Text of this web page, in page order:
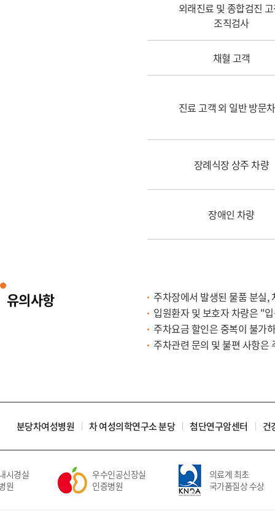
외래진료 및 종합검진
조직검사
채혈 고객
진료 고객 외 일반 방문
장례식장 상주 차량
장애인 차량
유의사항
주차장에서 발생된 물품 분실,
입원환자 및 보호자 차량은 "
주차요금 할인은 중복이 불가
주차관련 문의 및 불편 사항
분당차여성병원 차 여성의학연구소 분당 첨단연구암센터 건
경실
원
우수인공신장실
인증병원
의료계 최초
국가품질상 수상